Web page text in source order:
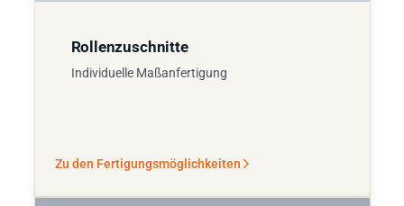
Rollenzuschnitte
Individuelle Maßanfertigung
Zu den Fertigungsmöglichkeiten